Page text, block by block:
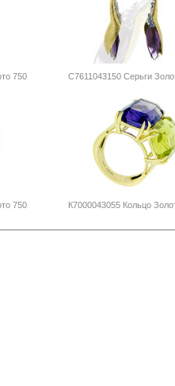
750 С7611043150 Серьги
750 К7000043055 Кольцо